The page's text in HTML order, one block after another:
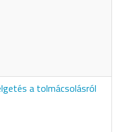
a tolmácsolásról